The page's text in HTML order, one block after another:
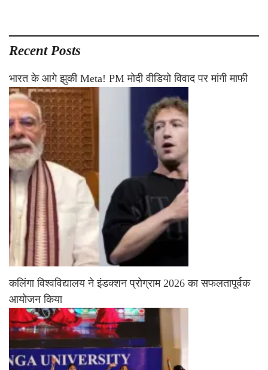
Recent Posts
भारत के आगे झुकी Meta! PM मोदी वीडियो विवाद पर मांगी माफी
कलिंगा विश्वविद्यालय ने इंडक्शन प्रोग्राम 2026 का सफलतापूर्वक
आयोजन किया